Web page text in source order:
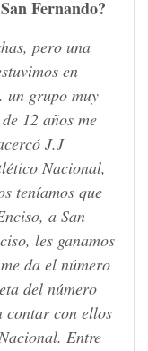
Fernando?
pero una
en
un grupo muy
12 años me
J.J
Nacional,
teníamos que
a San
les ganamos
da el número
del número
contar con ellos
Entre